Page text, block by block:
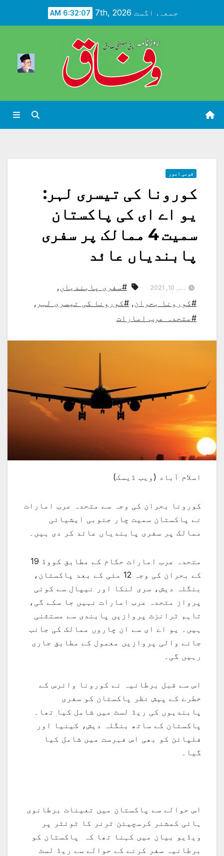
جمعہ. اگست 7th, 2026 6:32:09 AM
قومی امور
کورونا کی تیسری لہر:
یو اے ای کی پاکستان
سمیت 4 ممالک پر سفری
پابندیاں عائد
مئی 10, 2021 #سفری پابندیاں,
#کورونا بحران, #کورونا کی تیسری لہر ,
#متحدہ عرب امارات
اسلام آباد (ویب ڈیسک)
کورونا بحران کی وجہ سے متحدہ عرب امارات
نے پاکستان سمیت چار جنوبی ایشیائی
ممالک پر سفری پابندیاں عائد کر دی ہیں۔
متحدہ عرب امارات حکام کے مطابق کووڈ 19
کے بحران کی وجہ 12 مئی کے بعد پاکستان،
بنگلہ دیش، سری لنکا اور نیپال سے کوئی
پرواز متحدہ عرب امارات نہیں جا سکے گی،
تاہم ٹرانزٹ پروازیں پابندی سے مستثنی
ہیں۔ یو اے ای سے ان چاروں ممالک کی جانب
جانے والی پروازیں معمول کے مطابق جاری
رہیں گی۔
اس سے قبل برطانیہ نے کورونا وائرس کے
خطرے کے پیش نظر پاکستان کو سفری
پابندیوں کی ریڈ لسٹ میں شامل کیا تھا۔
پاکستان کے ساتھ بنگلہ دیش، کینیا اور
فلپائن کو بھی اس فہرست میں شامل کیا
گیا۔
اس حوالے سے پاکستان میں تعینات برطانوی
ہائی کمشنر کرسچیئن ٹرنر کا ٹوئٹر پر
ویڈیو بیان میں کہنا تھا کہ پاکستان کو
برطانیہ سفر کرنے کے حوالے سے ریڈ لسٹ